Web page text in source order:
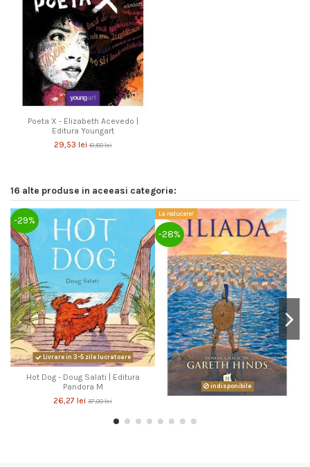
Poeta X - Elizabeth Acevedo |
Editura Youngart
29,53 lei51,80 lei
16 alte produse in aceeasi categorie:
-29%
Livrare in 3-5 zile lucratoare
Hot Dog - Doug Salati | Editura
Pandora M
26,27 lei 37,00 lei
La reducere!
-28%
indisponibile